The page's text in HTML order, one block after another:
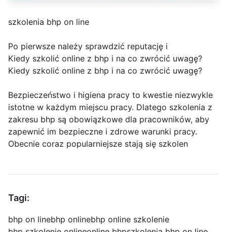
szkolenia bhp on line
Po pierwsze należy sprawdzić reputację i
Kiedy szkolić online z bhp i na co zwrócić uwagę?
Kiedy szkolić online z bhp i na co zwrócić uwagę?
Bezpieczeństwo i higiena pracy to kwestie niezwykle
istotne w każdym miejscu pracy. Dlatego szkolenia z
zakresu bhp są obowiązkowe dla pracowników, aby
zapewnić im bezpieczne i zdrowe warunki pracy.
Obecnie coraz popularniejsze stają się szkolen
Tagi:
bhp on linebhp onlinebhp online szkolenie